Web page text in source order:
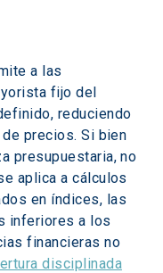
a las
fijo del
reduciendo
precios. Si bien
presupuestaria, no
aplica a cálculos
en índices, las
inferiores a los
financieras no
disciplinada